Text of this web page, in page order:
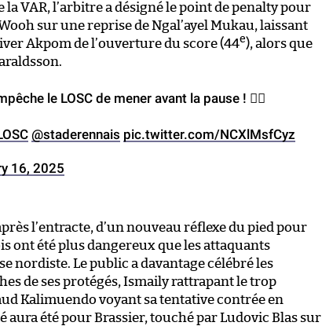
VAR, l’arbitre a désigné le point de penalty pour
sur une reprise de Ngal’ayel Mukau, laissant
Akpom de l’ouverture du score (44e), alors que
le LOSC de mener avant la pause ! 😮‍💨
@staderennais pic.twitter.com/NCXlMsfCyz
16, 2025
l’entracte, d’un nouveau réflexe du pied pour
ont été plus dangereux que les attaquants
nordiste. Le public a davantage célébré les
de ses protégés, Ismaily rattrapant le trop
Kalimuendo voyant sa tentative contrée en
aura été pour Brassier, touché par Ludovic Blas sur